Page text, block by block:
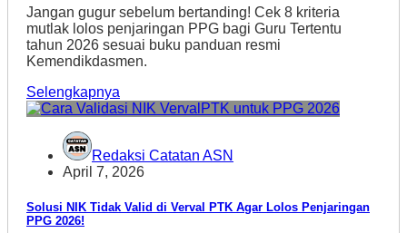
Jangan gugur sebelum bertanding! Cek 8 kriteria
mutlak lolos penjaringan PPG bagi Guru Tertentu
tahun 2026 sesuai buku panduan resmi
Kemendikdasmen.
Selengkapnya
Redaksi Catatan ASN
April 7, 2026
Solusi NIK Tidak Valid di Verval PTK Agar Lolos Penjaringan
PPG 2026!